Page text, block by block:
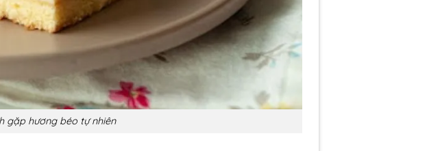
gặp hương béo tự nhiên